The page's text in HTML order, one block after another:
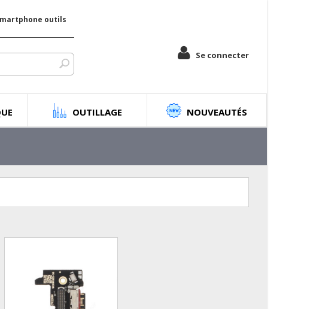
outils
Se connecter
OUTILLAGE NOUVEAUTÉS